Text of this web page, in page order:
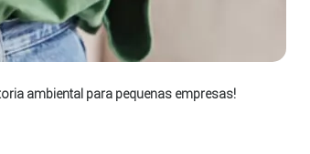
ambiental para pequenas empresas!